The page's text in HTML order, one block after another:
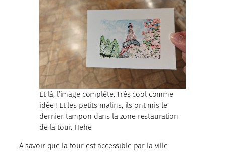
Et là, l’image complète. Très cool comme
idée ! Et les petits malins, ils ont mis le
dernier tampon dans la zone restauration
de la tour. Hehe
À savoir que la tour est accessible par la ville